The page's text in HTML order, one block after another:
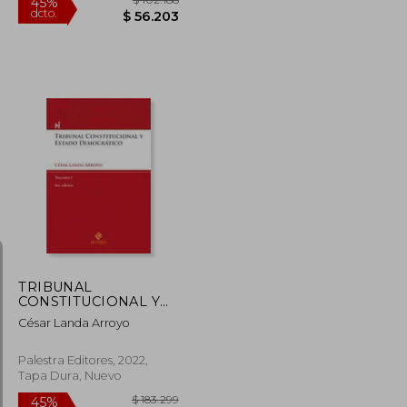
$ 118.925 45%
TRIBUNAL
CONSTITUCIONAL Y
ESTADO
DEMOCRÁTICO. VOL. I
César Landa Arroyo
Palestra Editores, 2022,
Tapa Dura, Nuevo